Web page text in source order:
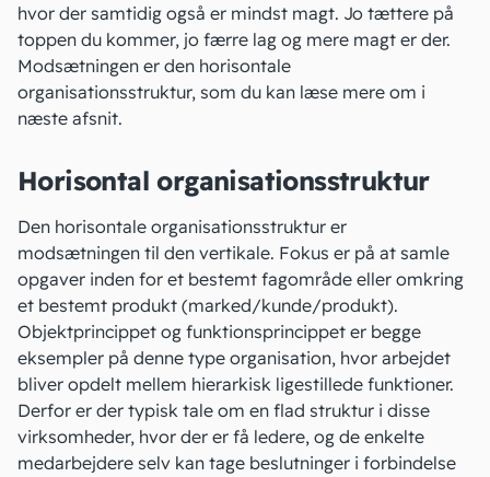
hvor der samtidig også er mindst magt. Jo tættere på
toppen du kommer, jo færre lag og mere magt er der.
Modsætningen er den horisontale
organisationsstruktur, som du kan læse mere om i
næste afsnit.
Horisontal organisationsstruktur
Den horisontale organisationsstruktur er
modsætningen til den vertikale. Fokus er på at samle
opgaver inden for et bestemt fagområde eller omkring
et bestemt produkt (marked/kunde/produkt).
Objektprincippet og funktionsprincippet er begge
eksempler på denne type organisation, hvor arbejdet
bliver opdelt mellem hierarkisk ligestillede funktioner.
Derfor er der typisk tale om en flad struktur i disse
virksomheder, hvor der er få ledere, og de enkelte
medarbejdere selv kan tage beslutninger i forbindelse